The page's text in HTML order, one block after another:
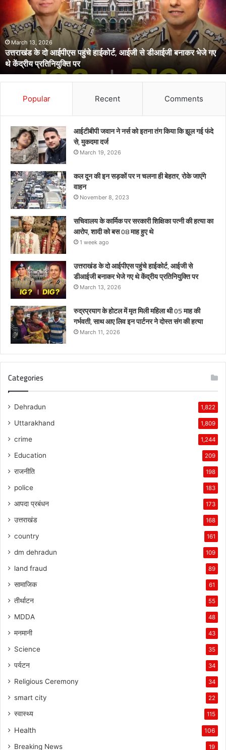
मृत
मिली
महिला
थी
05
माह
की
गर्भवती,
लिव
पार्टनर
दोस्त
March 11, 2026
रुद्रप्रयाग के होटल में मृत मिली महिला थी 05 माह की गर्भवती, साथ आए
लिव इन पार्टनर ने दोस्त संग की हत्या
Popular Recent Comments
आईटीबीपी जवान ने नर्स को इतना तंग किया कि झूल गई फंदे
से, मुकदमा दर्ज
March 19, 2026
कल दून की इन सड़कों पर न चलना ही बेहतर, रोके जाएंगे
वाहन
November 8, 2023
सचिवालय के कार्मिक पर सरकारी शिक्षिका पत्नी की हत्या का
आरोप, शादी को बस 08 माह हुए थे
1 week ago
उत्तराखंड के दो आईपीएस पहुंचे हाईकोर्ट, आईजी से
डीआईजी बनाकर भेजे गए थे केंद्रीय प्रतिनियुक्ति पर
March 13, 2026
रुद्रप्रयाग के होटल में मृत मिली महिला थी 05 माह की
गर्भवती, साथ आए लिव इन पार्टनर ने दोस्त संग की हत्या
March 11, 2026
Categories
Dehradun 1,822
Uttarakhand 1,809
crime 1,244
Education 209
राजनीति 198
police 183
आपदा प्रबंधन 173
उत्तराखंड 168
country 161
dm dehradun 109
land fraud 89
सामाजिक 61
तीर्थाटन 55
MDDA 48
मनमानी 43
Science 35
पर्यटन 34
Religious Ceremony 34
smart city 22
स्वास्थ्य 115
Health 106
Breaking News 19